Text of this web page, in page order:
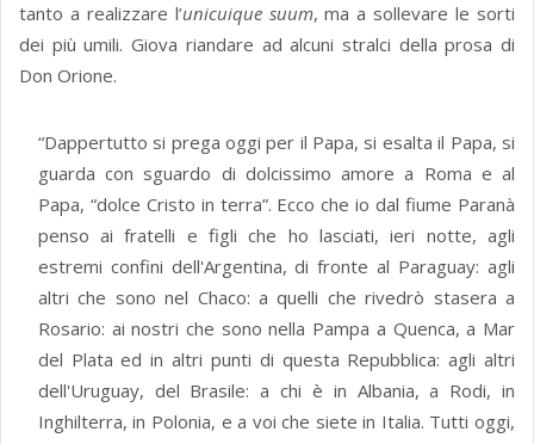
tanto a realizzare l’unicuique suum, ma a sollevare le sorti
dei più umili. Giova riandare ad alcuni stralci della prosa di
Don Orione.
“Dappertutto si prega oggi per il Papa, si esalta il Papa, si
guarda con sguardo di dolcissimo amore a Roma e al
Papa, “dolce Cristo in terra”. Ecco che io dal fiume Paranà
penso ai fratelli e figli che ho lasciati, ieri notte, agli
estremi confini dell'Argentina, di fronte al Paraguay: agli
altri che sono nel Chaco: a quelli che rivedrò stasera a
Rosario: ai nostri che sono nella Pampa a Quenca, a Mar
del Plata ed in altri punti di questa Repubblica: agli altri
dell'Uruguay, del Brasile: a chi è in Albania, a Rodi, in
Inghilterra, in Polonia, e a voi che siete in Italia. Tutti oggi,